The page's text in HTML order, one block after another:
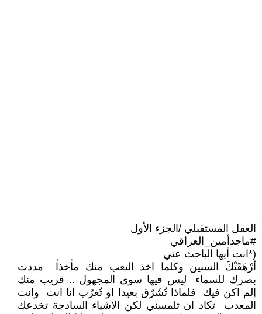
العقل المستقبلي /الجزء الأول
#ماجدأمين_العراقي
(*انت أيها الباحث عني
أرْهَقَتْكَ السنين وكلما اخذ التعب منك مأخذاً مددت
بصرك للسماء ليس فيها سوى المجهول .. قريب منك
إلم اكن فيك فلماذا تُشَرٌق بعيدا او تُغرٌب انا انت وانت
المعذب تكاد ان تلمسني لكن الاشياء الساذجة تخدعك